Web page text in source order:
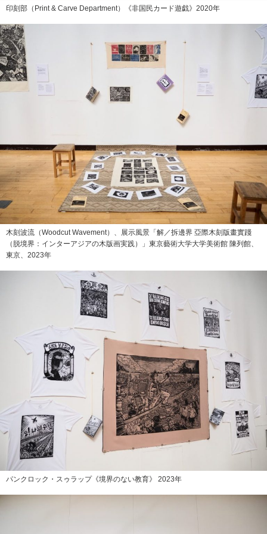
印刻部（Print & Carve Department）《非国民カード遊戯》2020年
木刻波流（Woodcut Wavement）、展示風景「解／拆邊界 亞際木刻版畫實踐
（脱境界：インターアジアの木版画実践）」東京藝術大学大学美術館 陳列館、
東京、2023年
パンクロック・スゥラップ《境界のない教育》 2023年